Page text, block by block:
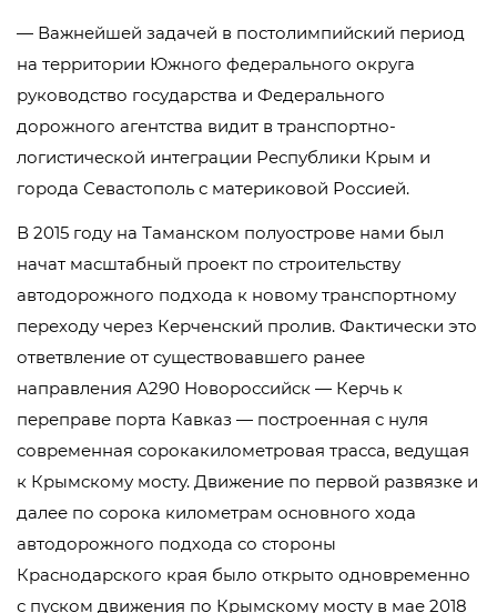
— Важнейшей задачей в постолимпийский период
на территории Южного федерального округа
руководство государства и Федерального
дорожного агентства видит в транспортно-
логистической интеграции Республики Крым и
города Севастополь с материковой Россией.
В 2015 году на Таманском полуострове нами был
начат масштабный проект по строительству
автодорожного подхода к новому транспортному
переходу через Керченский пролив. Фактически это
ответвление от существовавшего ранее
направления А290 Новороссийск — Керчь к
переправе порта Кавказ — построенная с нуля
современная сорокакилометровая трасса, ведущая
к Крымскому мосту. Движение по первой развязке и
далее по сорока километрам основного хода
автодорожного подхода со стороны
Краснодарского края было открыто одновременно
с пуском движения по Крымскому мосту в мае 2018